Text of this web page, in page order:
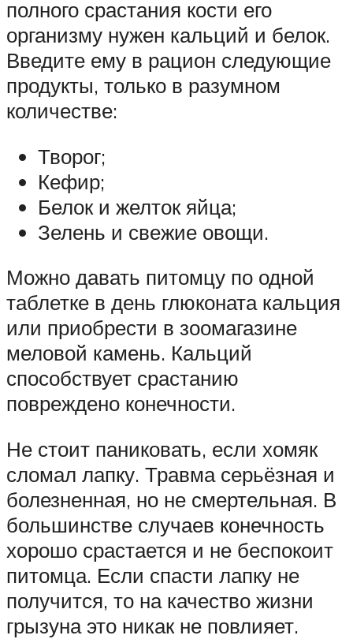
полного срастания кости его
организму нужен кальций и белок.
Введите ему в рацион следующие
продукты, только в разумном
количестве:
Творог;
Кефир;
Белок и желток яйца;
Зелень и свежие овощи.
Можно давать питомцу по одной
таблетке в день глюконата кальция
или приобрести в зоомагазине
меловой камень. Кальций
способствует срастанию
повреждено конечности.
Не стоит паниковать, если хомяк
сломал лапку. Травма серьёзная и
болезненная, но не смертельная. В
большинстве случаев конечность
хорошо срастается и не беспокоит
питомца. Если спасти лапку не
получится, то на качество жизни
грызуна это никак не повлияет.